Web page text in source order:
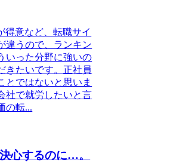
得意など、転職サイ
違うので、ランキン
いった分野に強いの
きたいです。正社員
とではないと思いま
社で就労したいと言
の転...
心するのに…。